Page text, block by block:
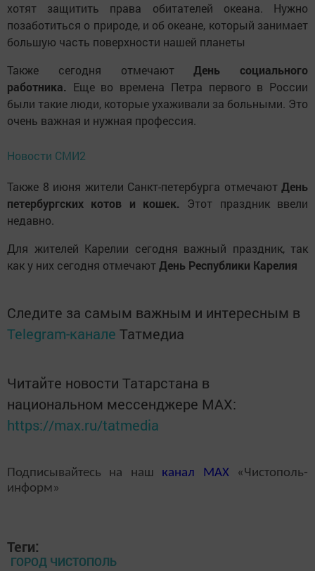
хотят защитить права обитателей океана. Нужно
позаботиться о природе, и об океане, который занимает
большую часть поверхности нашей планеты
Также сегодня отмечаютДень социального
работника. Еще во времена Петра первого в России
были такие люди, которые ухаживали за больными. Это
очень важная и нужная профессия.
Новости СМИ2
Также 8 июня жители Санкт-петербурга отмечаютДень
петербургских котов и кошек. Этот праздник ввели
недавно.
Для жителей Карелии сегодня важный праздник, так
как у них сегодня отмечаютДень Республики Карелия
Следите за самым важным и интересным в
Telegram-канале Татмедиа
Читайте новости Татарстана в
национальном мессенджере MАХ:
https://max.ru/tatmedia
Подписывайтесь на наш канал MAX«Чистополь-
информ»
Теги:
ГОРОД ЧИСТОПОЛЬ